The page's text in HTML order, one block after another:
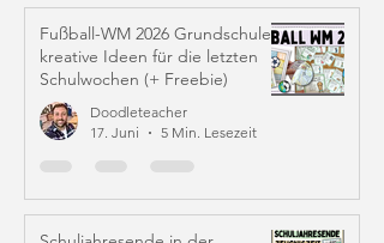
Fußball-WM 2026 Grundschule:
kreative Ideen für die letzten
Schulwochen (+ Freebie)
Doodleteacher
17. Juni
5 Min. Lesezeit